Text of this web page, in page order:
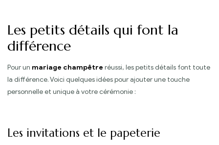
Les petits détails qui font la
différence
Pour un mariage champêtre réussi, les petits détails font toute
la différence. Voici quelques idées pour ajouter une touche
personnelle et unique à votre cérémonie :
Les invitations et le papeterie